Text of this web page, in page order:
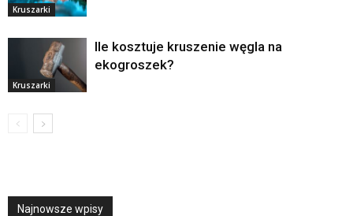
Kruszarki
Kruszarki
Ile kosztuje kruszenie węgla na
ekogroszek?
Najnowsze wpisy